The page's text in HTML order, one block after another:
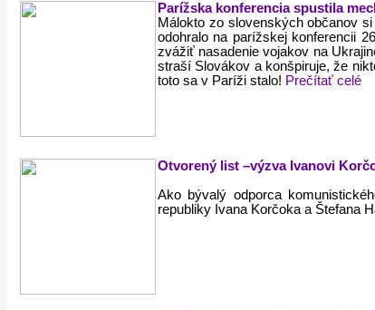
Parížska konferencia spustila
Málokto zo slovenských občanov
odohralo na parížskej konferencii
zvážiť nasadenie vojakov na
straší Slovákov a konšpiruje, že
toto sa v Paríži stalo! Prečítať celé
Otvorený list –výzva Ivanovi
Ako bývalý odporca
republiky Ivana Korčoka a Štefana